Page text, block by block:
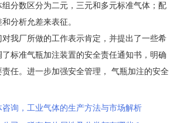
分数区分为二元，三元和多元标准气体；配
分析允差来表征。
厂所做的工作表示肯定，并提出了一些希
标准气瓶加注装置的安全责任通知书，明确
任。进一步加强安全管理， 气瓶加注的安全
询，工业气体的生产方法与市场解析